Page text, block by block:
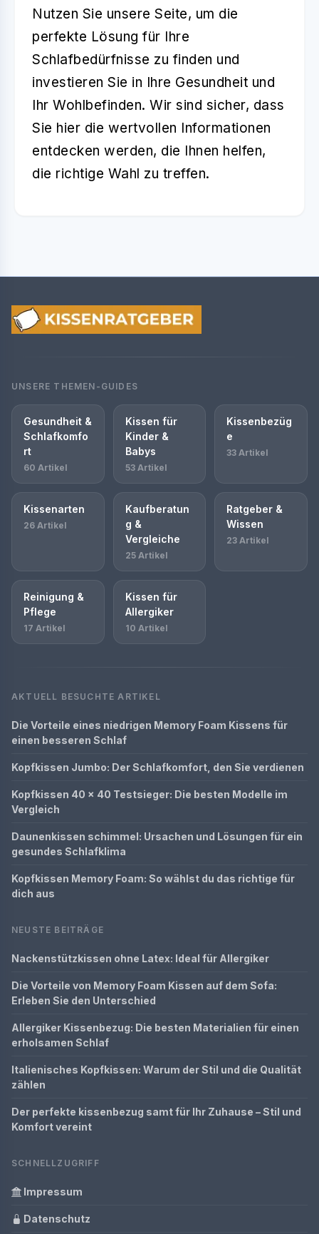
Nutzen Sie unsere Seite, um die
perfekte Lösung für Ihre
Schlafbedürfnisse zu finden und
investieren Sie in Ihre Gesundheit und
Ihr Wohlbefinden. Wir sind sicher, dass
Sie hier die wertvollen Informationen
entdecken werden, die Ihnen helfen,
die richtige Wahl zu treffen.
UNSERE THEMEN-GUIDES
Gesundheit &
Schlafkomfo
rt
60 Artikel
Kissen für
Kinder &
Babys
53 Artikel
Kissenbezüg
e
33 Artikel
Kissenarten
26 Artikel
Kaufberatun
g &
Vergleiche
25 Artikel
Ratgeber &
Wissen
23 Artikel
Reinigung &
Pflege
17 Artikel
Kissen für
Allergiker
10 Artikel
AKTUELL BESUCHTE ARTIKEL
Die Vorteile eines niedrigen Memory Foam Kissens für
einen besseren Schlaf
Kopfkissen Jumbo: Der Schlafkomfort, den Sie verdienen
Kopfkissen 40 x 40 Testsieger: Die besten Modelle im
Vergleich
Daunenkissen schimmel: Ursachen und Lösungen für ein
gesundes Schlafklima
Kopfkissen Memory Foam: So wählst du das richtige für
dich aus
NEUSTE BEITRÄGE
Nackenstützkissen ohne Latex: Ideal für Allergiker
Die Vorteile von Memory Foam Kissen auf dem Sofa:
Erleben Sie den Unterschied
Allergiker Kissenbezug: Die besten Materialien für einen
erholsamen Schlaf
Italienisches Kopfkissen: Warum der Stil und die Qualität
zählen
Der perfekte kissenbezug samt für Ihr Zuhause – Stil und
Komfort vereint
SCHNELLZUGRIFF
Impressum
Datenschutz